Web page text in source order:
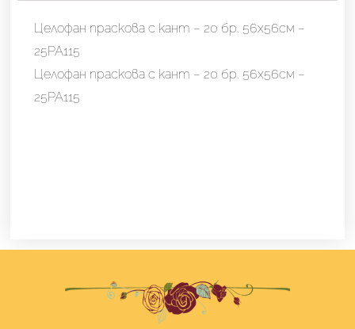
Целофан праскова с кант – 20 бр. 56х56см –
25PA115
Целофан праскова с кант – 20 бр. 56х56см –
25PA115